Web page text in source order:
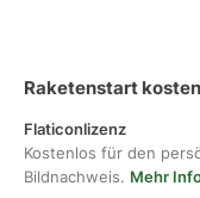
Raketenstart
Flaticonlizenz
Kostenlos für den
Bildnachweis. Mehr